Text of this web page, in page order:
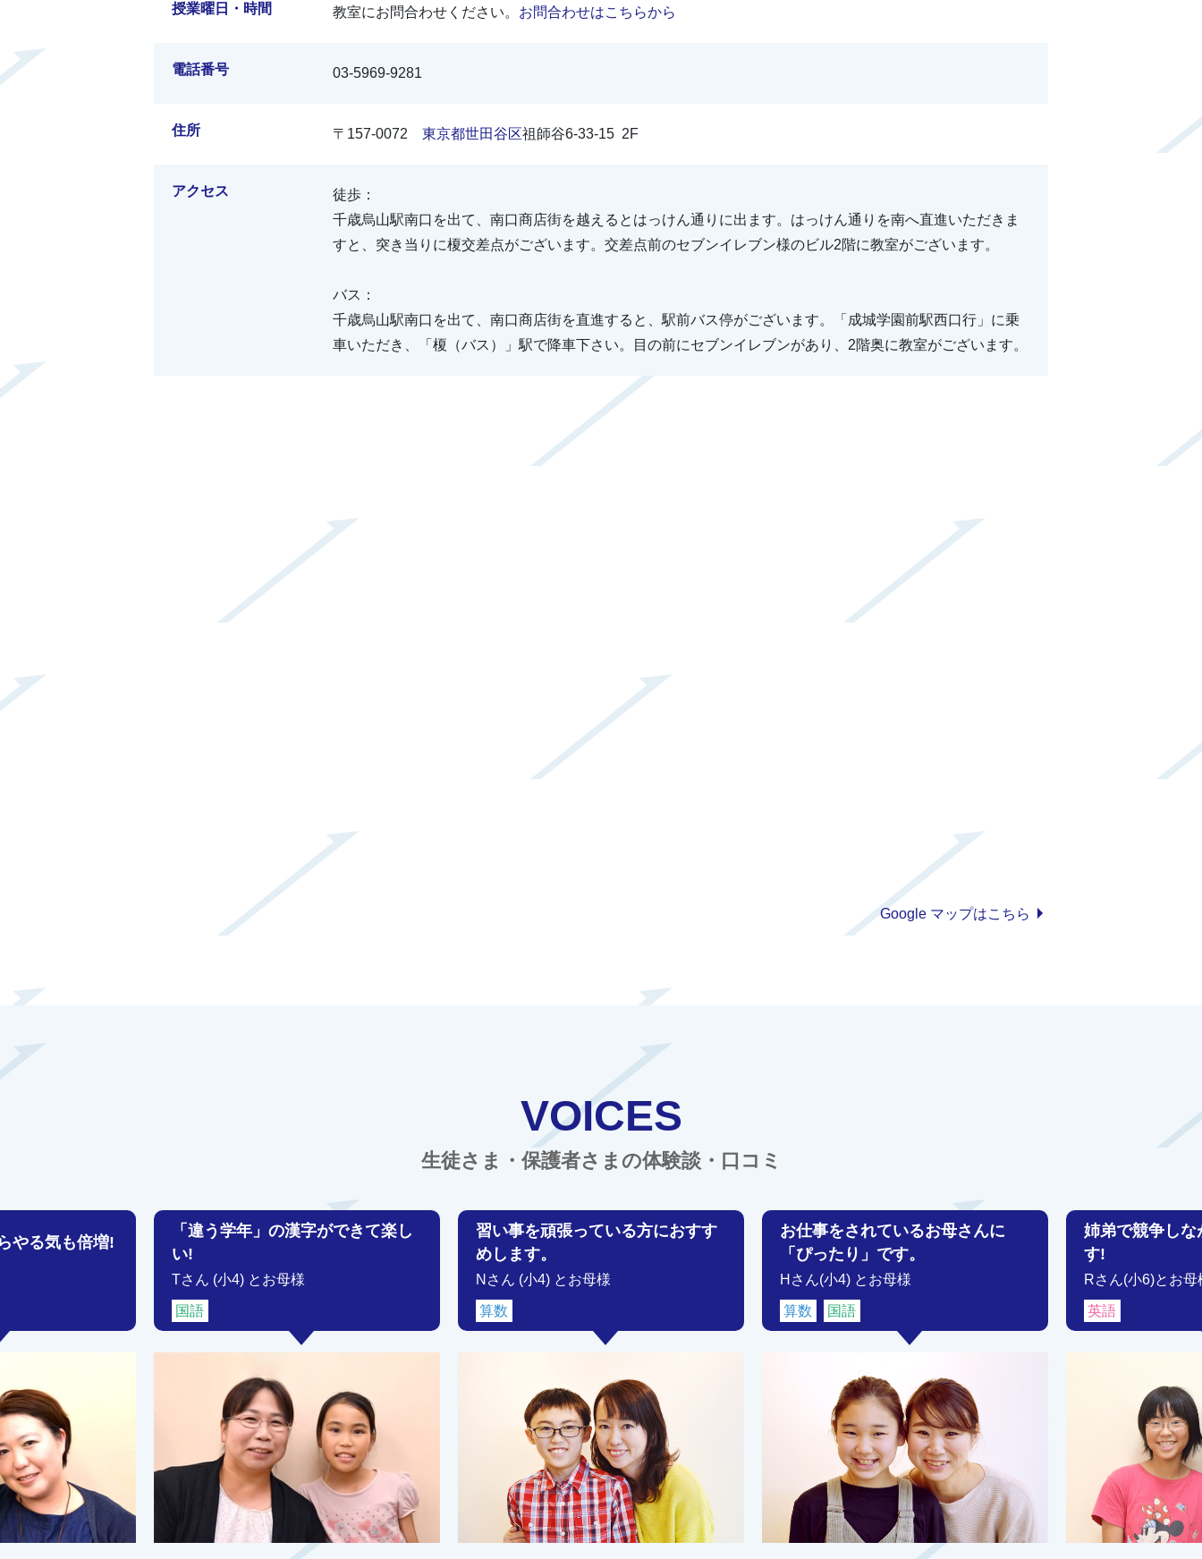
授業曜日・時間 教室にお問合わせください。 お問合わせはこちらから
電話番号 03-5969-9281
住所 〒157-0072 東京都世田谷区祖師谷6-33-15 2F
アクセス
徒歩：
千歳烏山駅南口を出て、南口商店街を越えるとはっけん通りに出ます。はっけん通りを南へ直進いただきま
すと、突き当りに榎交差点がございます。交差点前のセブンイレブン様のビル2階に教室がございます。
バス：
千歳烏山駅南口を出て、南口商店街を直進すると、駅前バス停がございます。「成城学園前駅西口行」に乗
車いただき、「榎（バス）」駅で降車下さい。目の前にセブンイレブンがあり、2階奥に教室がございます。
Google マップはこちら
VOICES
生徒さま・保護者さまの体験談・口コミ
やる気も倍増!
「違う学年」の漢字ができて楽し
い!
Tさん (小4) とお母様
国語
習い事を頑張っている方におすす
めします。
Nさん (小4) とお母様
算数
お仕事をされているお母さんに
「ぴったり」です。
Hさん(小4) とお母様
算数 国語
姉弟で競争し
す!
Rさん(小6)とお母
英語